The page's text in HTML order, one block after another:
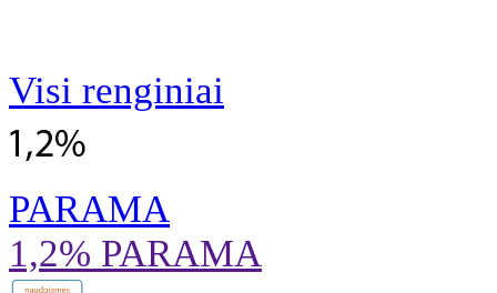
Visi renginiai
PARAMA
1,2% PARAMA